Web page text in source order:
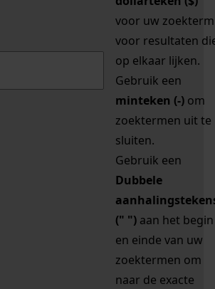
voor uw zoekterm
voor resultaten
op elkaar lijken.
Gebruik een
minteken (-) om
zoektermen uit te
sluiten.
Gebruik een
Dubbele
(" ") aan het begin
en einde van uw
zoektermen om
naar de exacte